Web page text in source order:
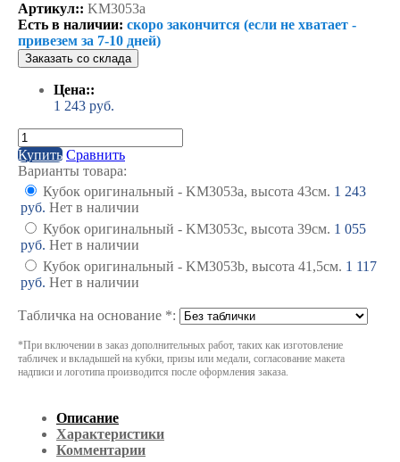
Артикул:: KM3053a
Есть в наличии: скоро закончится (если не хватает -
привезем за 7-10 дней)
Заказать со склада
Цена::
1 243 руб.
Купить Сравнить
Варианты товара:
Кубок оригинальный - KM3053a, высота 43см. 1 243
руб. Нет в наличии
Кубок оригинальный - KM3053c, высота 39см. 1 055
руб. Нет в наличии
Кубок оригинальный - KM3053b, высота 41,5см. 1 117
руб. Нет в наличии
Табличка на основание *:
*При включении в заказ дополнительных работ, таких как изготовление
табличек и вкладышей на кубки, призы или медали, согласование макета
надписи и логотипа производится после оформления заказа.
Описание
Характеристики
Комментарии